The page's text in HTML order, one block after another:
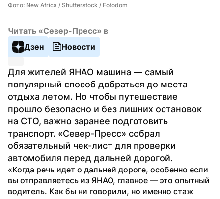
Фото: New Africa / Shutterstock / Fotodom
Читать «Север-Пресс» в
Дзен
Новости
Для жителей ЯНАО машина — самый
популярный способ добраться до места
отдыха летом. Но чтобы путешествие
прошло безопасно и без лишних остановок
на СТО, важно заранее подготовить
транспорт. «Север-Пресс» собрал
обязательный чек-лист для проверки
автомобиля перед дальней дорогой.
«Когда речь идет о дальней дороге, особенно если
вы отправляетесь из ЯНАО, главное — это опытный
водитель. Как бы ни говорили, но именно стаж